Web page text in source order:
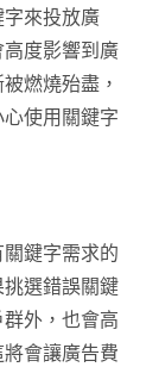
來投放廣
度影響到廣
燃燒殆盡，
使用關鍵字
鍵字需求的
選錯誤關鍵
外，也會高
會讓廣告費